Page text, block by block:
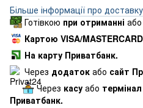
Більше інформації про доставку
Готівкою при отриманні
Картою VISA/
На карту Приватбанк.
Через додаток або сайт
Через касу або
Приватбанк.